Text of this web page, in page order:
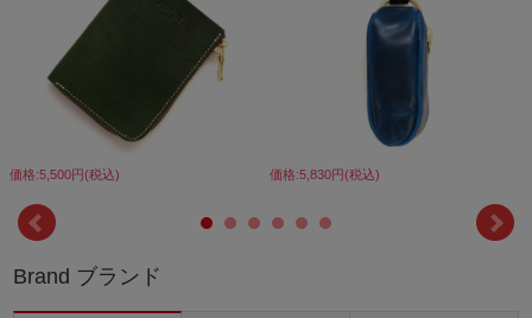
価格:5,500円(税込) 価格:5,830円(税込)
Brand ブランド